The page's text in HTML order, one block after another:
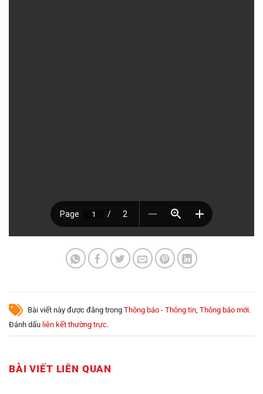
Bài viết này được đăng trong Thông báo - Thông tin Thông báo mới.
Đánh dấu liên kết thường trực.
BÀI VIẾT LIÊN QUAN